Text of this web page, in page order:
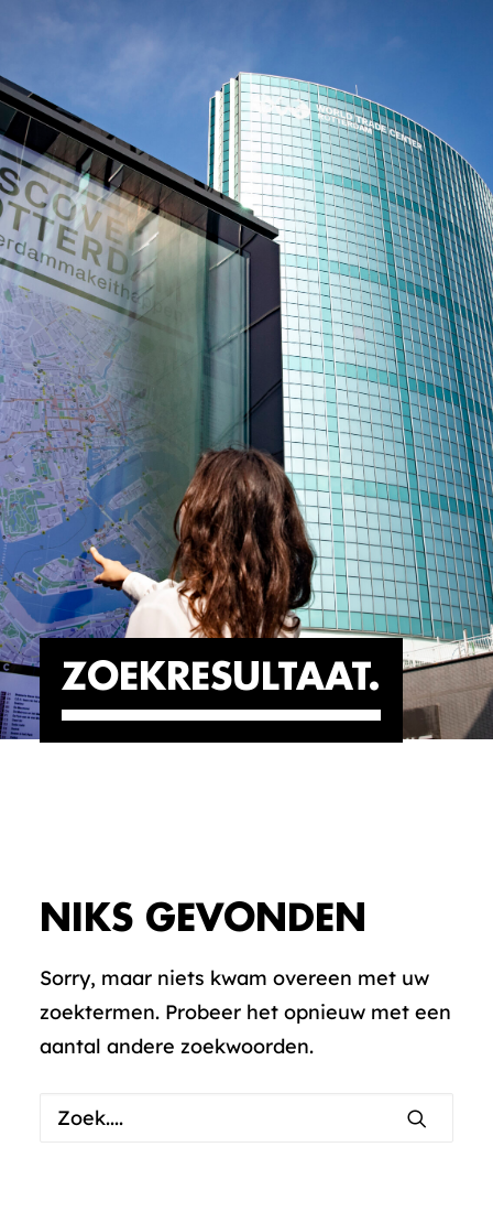
ZOEKRESULTAAT
NIKS GEVONDEN
Sorry, maar niets kwam overeen met uw
zoektermen. Probeer het opnieuw met een
aantal andere zoekwoorden.